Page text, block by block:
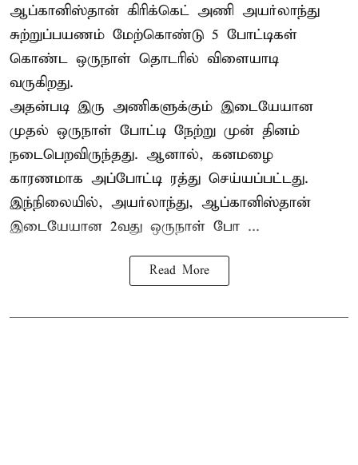
ஆப்கானிஸ்தான் கிரிக்கெட் அணி அயர்லாந்து
சுற்றுப்பயணம் மேற்கொண்டு 5 போட்டிகள்
கொண்ட ஒருநாள் தொடரில் விளையாடி
வருகிறது.
அதன்படி இரு அணிகளுக்கும் இடையேயான
முதல் ஒருநாள் போட்டி நேற்று முன் தினம்
நடைபெறவிருந்தது. ஆனால், கனமழை
காரணமாக அப்போட்டி ரத்து செய்யப்பட்டது.
இந்நிலையில், அயர்லாந்து, ஆப்கானிஸ்தான்
இடையேயான 2வது ஒருநாள் போ ...
Read More